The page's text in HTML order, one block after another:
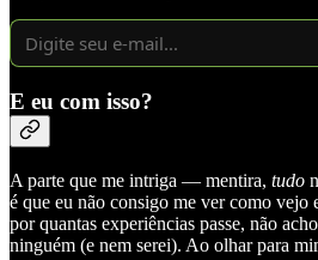
E eu com isso?
A parte que me intriga — mentira, tudo
é que eu não consigo me ver como vejo
por quantas experiências passe, não
ninguém (e nem serei). Ao olhar para